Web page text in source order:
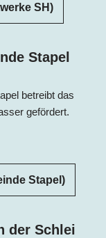
SH)
Stapel
betreibt das
gefördert.
Stapel)
der Schlei